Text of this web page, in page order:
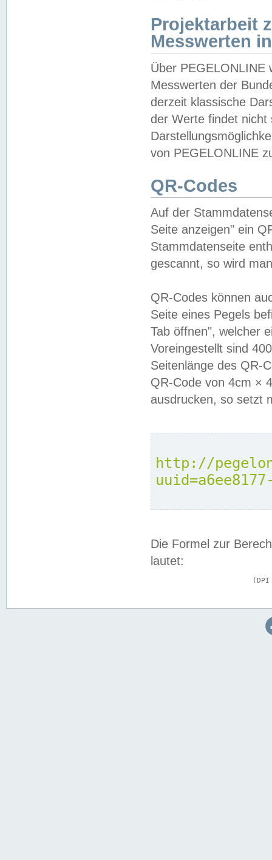
Projektarbeit
Messwerten
Über PEGELONLINE
Messwerten der
derzeit klassische
der Werte findet
von PEGELONLINE
QR-Codes
Auf der
Seite anzeigen" ein
Stammdatenseite
gescannt, so wird
QR-Codes können
Seite eines Pegels
Tab öffnen", welcher
Voreingestellt sind
Seitenlänge des QR-
QR-Code von 4cm ×
ausdrucken, so setzt
http://
Die Formel zur
lautet: